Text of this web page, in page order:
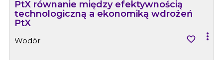
PtX równanie między efektywnością
technologiczną a ekonomiką wdrożeń
PtX
Wodór  